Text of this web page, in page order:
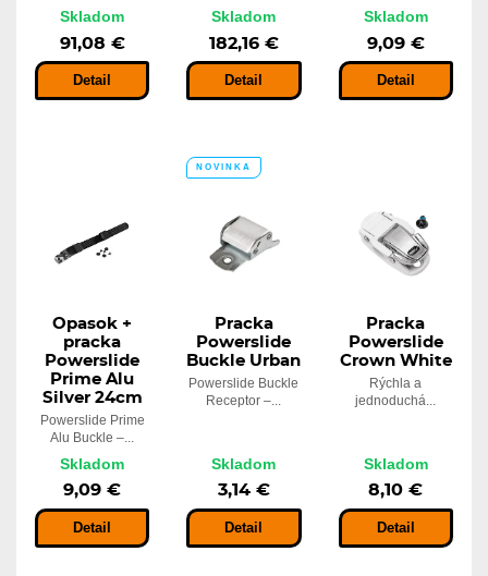
Skladom
91,08 €
Detail
Skladom
182,16 €
Detail
Skladom
9,09 €
Detail
Opasok +
pracka
Powerslide
Prime Alu
Silver 24cm
Powerslide Prime
Alu Buckle –...
Skladom
9,09 €
Detail
NOVINKA
Pracka
Powerslide
Buckle Urban
Powerslide Buckle
Receptor –...
Skladom
3,14 €
Detail
Pracka
Powerslide
Crown White
Rýchla a
jednoduchá...
Skladom
8,10 €
Detail